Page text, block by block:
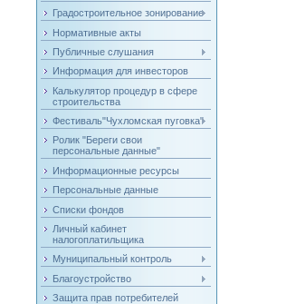
Градостроительное зонирование
Нормативные акты
Публичные слушания
Информация для инвесторов
Калькулятор процедур в сфере
строительства
Фестиваль"Чухломская пуговка"
Ролик "Береги свои
персональные данные"
Информационные ресурсы
Персональные данные
Списки фондов
Личный кабинет
налогоплатильщика
Муниципальный контроль
Благоустройство
Защита прав потребителей